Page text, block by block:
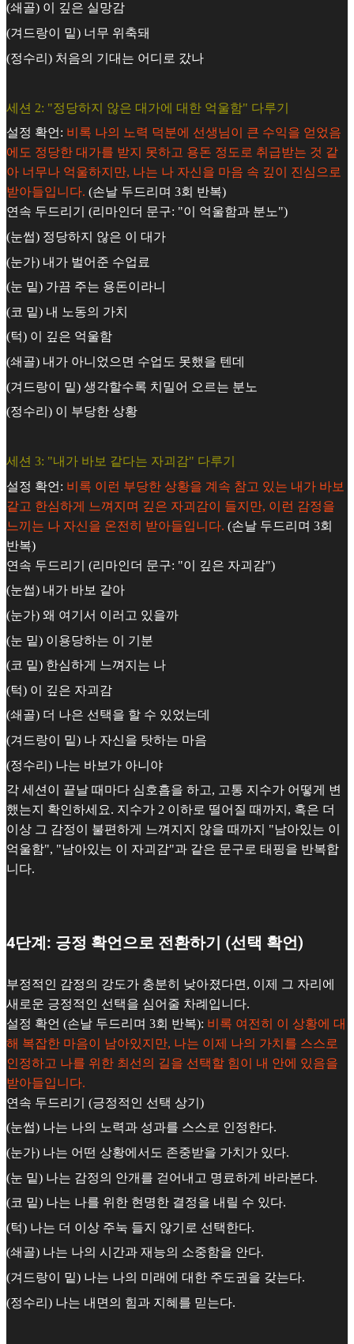
(쇄골) 이 깊은 실망감
(겨드랑이 밑) 너무 위축돼
(정수리) 처음의 기대는 어디로 갔나
세션 2: "정당하지 않은 대가에 대한 억울함" 다루기
설정 확언: 비록 나의 노력 덕분에 선생님이 큰 수익을 얻었음
에도 정당한 대가를 받지 못하고 용돈 정도로 취급받는 것 같
아 너무나 억울하지만, 나는 나 자신을 마음 속 깊이 진심으로
받아들입니다. (손날 두드리며 3회 반복)
연속 두드리기 (리마인더 문구: "이 억울함과 분노")
(눈썹) 정당하지 않은 이 대가
(눈가) 내가 벌어준 수업료
(눈 밑) 가끔 주는 용돈이라니
(코 밑) 내 노동의 가치
(턱) 이 깊은 억울함
(쇄골) 내가 아니었으면 수업도 못했을 텐데
(겨드랑이 밑) 생각할수록 치밀어 오르는 분노
(정수리) 이 부당한 상황
세션 3: "내가 바보 같다는 자괴감" 다루기
설정 확언: 비록 이런 부당한 상황을 계속 참고 있는 내가 바보
같고 한심하게 느껴지며 깊은 자괴감이 들지만, 이런 감정을
느끼는 나 자신을 온전히 받아들입니다. (손날 두드리며 3회
반복)
연속 두드리기 (리마인더 문구: "이 깊은 자괴감")
(눈썹) 내가 바보 같아
(눈가) 왜 여기서 이러고 있을까
(눈 밑) 이용당하는 이 기분
(코 밑) 한심하게 느껴지는 나
(턱) 이 깊은 자괴감
(쇄골) 더 나은 선택을 할 수 있었는데
(겨드랑이 밑) 나 자신을 탓하는 마음
(정수리) 나는 바보가 아니야
각 세션이 끝날 때마다 심호흡을 하고, 고통 지수가 어떻게 변
했는지 확인하세요. 지수가 2 이하로 떨어질 때까지, 혹은 더
이상 그 감정이 불편하게 느껴지지 않을 때까지 "남아있는 이
억울함", "남아있는 이 자괴감"과 같은 문구로 태핑을 반복합
니다.
4단계: 긍정 확언으로 전환하기 (선택 확언)
부정적인 감정의 강도가 충분히 낮아졌다면, 이제 그 자리에
새로운 긍정적인 선택을 심어줄 차례입니다.
설정 확언 (손날 두드리며 3회 반복): 비록 여전히 이 상황에 대
해 복잡한 마음이 남아있지만, 나는 이제 나의 가치를 스스로
인정하고 나를 위한 최선의 길을 선택할 힘이 내 안에 있음을
받아들입니다.
연속 두드리기 (긍정적인 선택 상기)
(눈썹) 나는 나의 노력과 성과를 스스로 인정한다.
(눈가) 나는 어떤 상황에서도 존중받을 가치가 있다.
(눈 밑) 나는 감정의 안개를 걷어내고 명료하게 바라본다.
(코 밑) 나는 나를 위한 현명한 결정을 내릴 수 있다.
(턱) 나는 더 이상 주눅 들지 않기로 선택한다.
(쇄골) 나는 나의 시간과 재능의 소중함을 안다.
(겨드랑이 밑) 나는 나의 미래에 대한 주도권을 갖는다.
(정수리) 나는 내면의 힘과 지혜를 믿는다.